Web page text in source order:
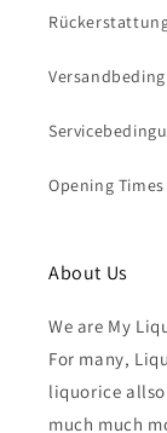
Opening Times
About Us
We are My
For many,
liquorice
much much